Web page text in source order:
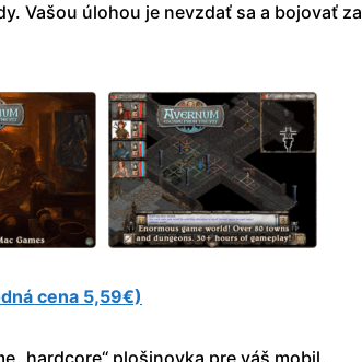
Vašou úlohou je nevzdať sa a bojovať za
cena 5,59€)